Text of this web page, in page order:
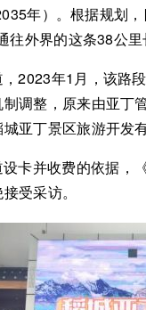
年）。根据规划
外界的这条38公里
2023年1月，该路
调整，原来由亚丁
亚丁景区旅游开发
卡并收费的依据，
受采访。